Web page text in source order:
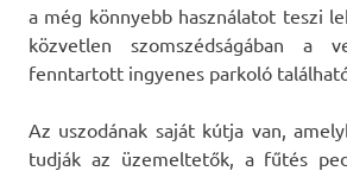
a még könnyebb használatot teszi
közvetlen szomszédságában a
fenntartott ingyenes parkoló
Az uszodának saját kútja van,
tudják az üzemeltetők, a fűtés